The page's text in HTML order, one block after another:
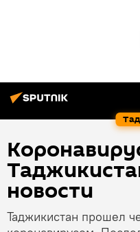
новости
Таджикистан прошел